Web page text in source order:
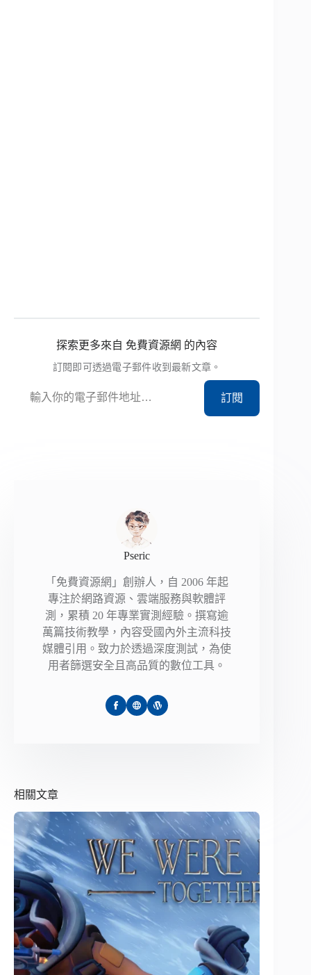
探索更多來自 免費資源網 的內容
訂閱即可透過電子郵件收到最新文章。
訂閱
Pseric
「免費資源網」創辦人，自 2006 年起
專注於網路資源、雲端服務與軟體評
測，累積 20 年專業實測經驗。撰寫逾
萬篇技術教學，內容受國內外主流科技
媒體引用。致力於透過深度測試，為使
用者篩選安全且高品質的數位工具。
相關文章